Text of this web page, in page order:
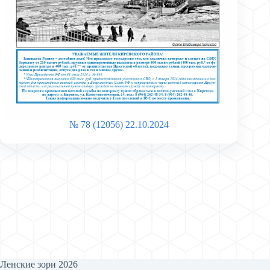
№ 78 (12056) 22.10.2024
Ленские зори 2026